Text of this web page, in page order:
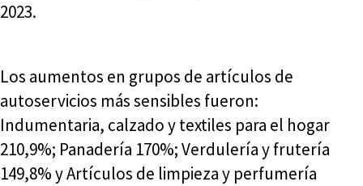
2023.
Los aumentos en grupos de artículos de
autoservicios más sensibles fueron:
Indumentaria, calzado y textiles para el hogar
210,9%; Panadería 170%; Verdulería y frutería
149,8% y Artículos de limpieza y perfumería